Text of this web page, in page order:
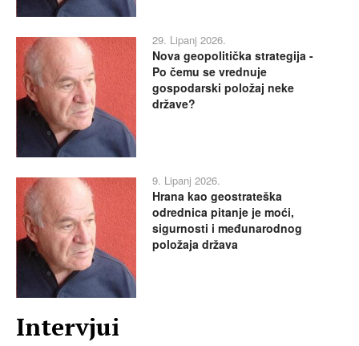
29. Lipanj 2026.
Nova geopolitička strategija -
Po čemu se vrednuje
gospodarski položaj neke
države?
9. Lipanj 2026.
Hrana kao geostrateška
odrednica pitanje je moći,
sigurnosti i međunarodnog
položaja država
Intervjui